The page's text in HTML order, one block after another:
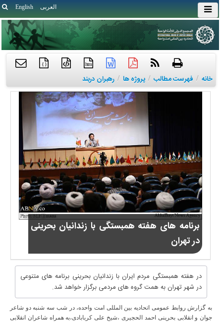
English العربی
htm
{ }
خانه / فهرست مطالب / پروژه ها / رهبران دربند
برنامه های هفته همبستگی با زندانیان بحرینی
در تهران
در هفته همبستگی مردم ایران با زندانیان بحرینی برنامه های متنوعی
در شهر تهران به همت گروه های مردمی برگزار خواهد شد.
به گزارش روابط عمومی اتحادیه بین المللی امت واحده، در شب سه شنبه دو شاعر
جوان و انقلابی بحرینی احمد الحجیری ،شیخ علی کربابادی،به همراه شاعران انقلابی